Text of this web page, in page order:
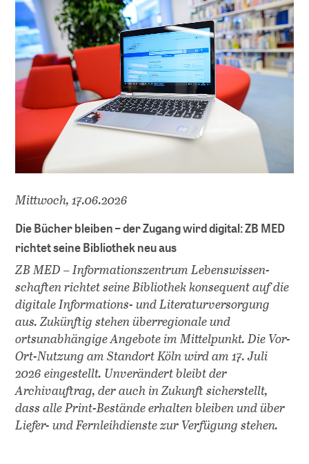
Serien
Policy Serien
MAK Collection
Kongresse
Kongresse Übersicht
Repositorien
Fachrepositorium Lebenswissenschaften
Publizieren im Fachrepositorium
BERATEN
Leitfäden
FAQs
Mittwoch, 17.06.2026
Die Bücher bleiben – der Zugang wird digital: ZB MED
richtet seine Bibliothek neu aus
ZB MED – Infor­mations­zentrum Lebens­wissen­
schaften richtet seine Bibliothek konsequent auf die
digitale Informations- und Literaturversorgung
aus. Zukünftig stehen überregionale und
ortsunabhängige Angebote im Mittelpunkt. Die Vor-
Ort-Nutzung am Standort Köln wird am 17. Juli
2026 eingestellt. Unverändert bleibt der
Archivauftrag, der auch in Zukunft sicherstellt,
dass alle Print-Bestände erhalten bleiben und über
Liefer- und Fernleihdienste zur Verfügung stehen.